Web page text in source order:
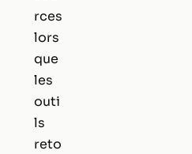
rces
lors
que
les
outi
ls
reto